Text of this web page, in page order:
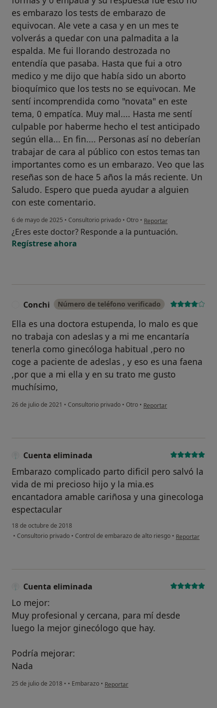
es embarazo los tests de embarazo de
equivocan. Ale vete a casa y en un mes te
volverás a quedar con una palmadita a la
espalda. Me fui llorando destrozada no
entendía que pasaba. Hasta que fui a otro
medico y me dijo que había sido un aborto
bioquímico que los tests no se equivocan. Me
sentí incomprendida como "novata" en este
tema, 0 empatíca. Muy mal.... Hasta me sentí
culpable por haberme hecho el test anticipado
según ella... En fin.... Personas así no deberían
trabajar de cara al público con estos temas tan
importantes como es un embarazo. Veo que las
reseñas son de hace 5 años la más reciente. Un
Saludo. Espero que pueda ayudar a alguien
con este comentario.
6 de mayo de 2025 • Consultorio privado • Otro • en opinión del usuario
Reportar
¿Eres este doctor? Responde a la puntuación.
Regístrese ahora
Conchi Número de teléfono verificado
Ella es una doctora estupenda, lo malo es que
no trabaja con adeslas y a mi me encantaría
tenerla como ginecóloga habitual ,pero no
coge a paciente de adeslas , y eso es una faena
,por que a mi ella y en su trato me gusto
muchísimo,
26 de julio de 2021 • Consultorio privado • Otro • en opinión del usuario
Reportar
Cuenta eliminada
Embarazo complicado parto dificil pero salvó la
vida de mi precioso hijo y la mia.es
encantadora amable cariñosa y una ginecologa
espectacular
18 de octubre de 2018
• Consultorio privado • Control de embarazo de alto riesgo • en opinión del
Reportar
Cuenta eliminada
Lo mejor:
Muy profesional y cercana, para mí desde
luego la mejor ginecólogo que hay.
Podría mejorar:
Nada
25 de julio de 2018 • • Embarazo • en opinión del usuario Cuenta eliminada
Reportar